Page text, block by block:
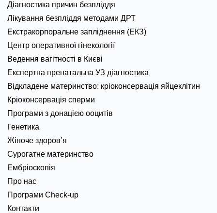
Діагностика причин безпліддя
Лікування безпліддя методами ДРТ
Екстракорпоральне запліднення (ЕКЗ)
Центр оперативної гінекології
Ведення вагітності в Києві
Експертна пренатальна УЗ діагностика
Відкладене материнство: кріоконсервація яйцеклітин
Кріоконсервація сперми
Програми з донацією ооцитів
Генетика
Жіноче здоров’я
Сурогатне материнство
Ембріоскопія
Про нас
Програми Check-up
Контакти